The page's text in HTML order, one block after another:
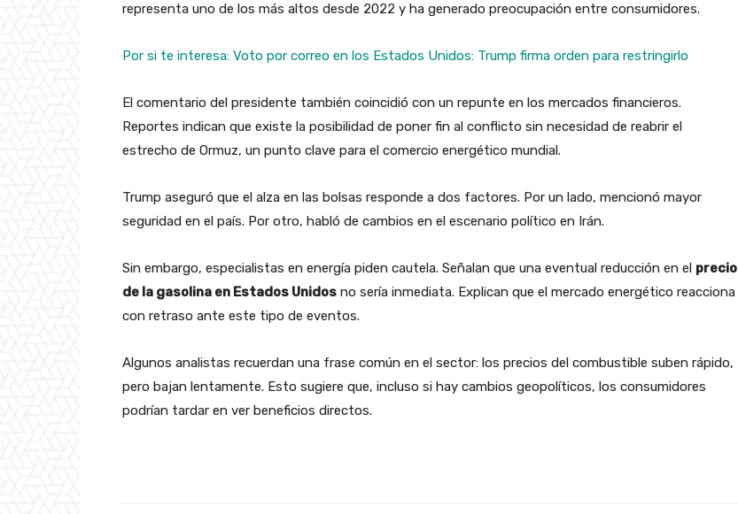
representa uno de los más altos desde 2022 y ha generado preocupación entre consumidores.
Por si te interesa: Voto por correo en los Estados Unidos: Trump firma orden para restringirlo
El comentario del presidente también coincidió con un repunte en los mercados financieros.
Reportes indican que existe la posibilidad de poner fin al conflicto sin necesidad de reabrir el
estrecho de Ormuz, un punto clave para el comercio energético mundial.
Trump aseguró que el alza en las bolsas responde a dos factores. Por un lado, mencionó mayor
seguridad en el país. Por otro, habló de cambios en el escenario político en Irán.
Sin embargo, especialistas en energía piden cautela. Señalan que una eventual reducción en el precio
de la gasolina en Estados Unidos no sería inmediata. Explican que el mercado energético reacciona
con retraso ante este tipo de eventos.
Algunos analistas recuerdan una frase común en el sector: los precios del combustible suben rápido,
pero bajan lentamente. Esto sugiere que, incluso si hay cambios geopolíticos, los consumidores
podrían tardar en ver beneficios directos.